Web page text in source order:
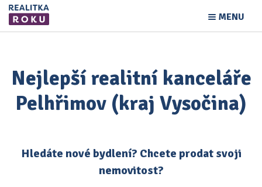
MENU
Nejlepší realitní kanceláře
Pelhřimov (kraj Vysočina)
Hledáte nové bydlení? Chcete prodat svoji
nemovitost?